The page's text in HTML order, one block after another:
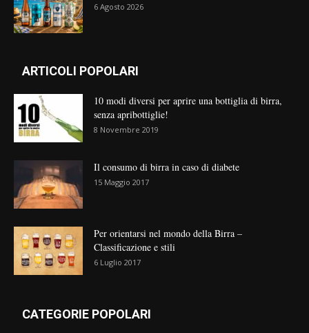
6 Agosto 2026
ARTICOLI POPOLARI
10 modi diversi per aprire una bottiglia di birra,
senza apribottiglie!
8 Novembre 2019
Il consumo di birra in caso di diabete
15 Maggio 2017
Per orientarsi nel mondo della Birra –
Classificazione e stili
6 Luglio 2017
CATEGORIE POPOLARI